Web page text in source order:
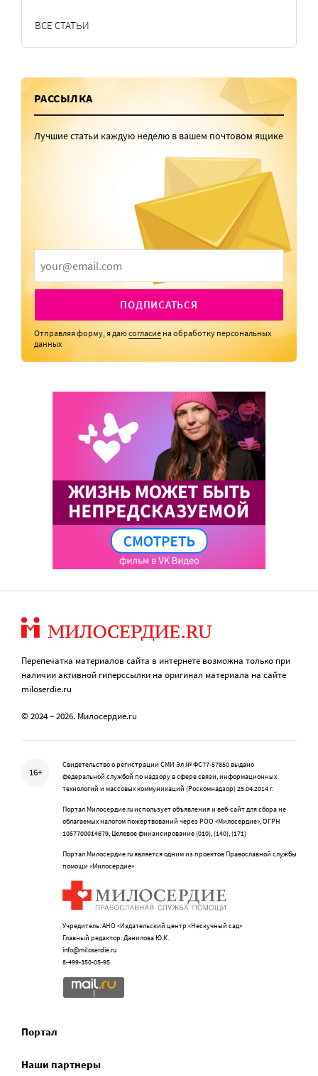
ВСЕ СТАТЬИ
РАССЫЛКА
Лучшие статьи каждую неделю в вашем почтовом ящике
ПОДПИСАТЬСЯ
Отправляя форму, я даюсогласие на обработку персональных
данных
Перепечатка материалов сайта в интернете возможна только при
наличии активной гиперссылки на оригинал материала на сайте
miloserdie.ru
© 2024 – 2026. Милосердие.ru
16+
Свидетельство о регистрации СМИ Эл № ФС77-57850 выдано
федеральной службой по надзору в сфере связи, информационных
технологий и массовых коммуникаций (Роскомнадзор) 25.04.2014 г.
Портал Милосердие.ru использует объявления и веб-сайт для сбора не
облагаемых налогом пожертвований через РОО «Милосердие», ОГРН
1057700014679, Целевое финансирование (010), (140), (171)
Портал Милосердие.ru является одним из проектов Православной службы
помощи «Милосердие»
Учредитель: АНО «Издательский центр «Нескучный сад»
Главный редактор: Данилова Ю.К.
info@miloserdie.ru
8-499-350-05-95
Портал
Наши партнеры